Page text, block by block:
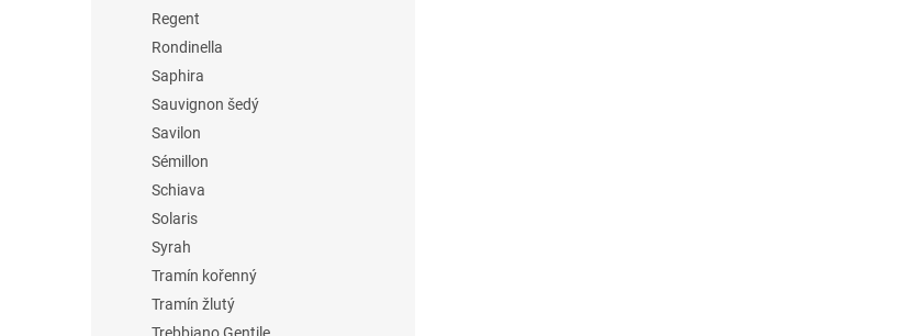
Regent
Rondinella
Saphira
Sauvignon šedý
Savilon
Sémillon
Schiava
Solaris
Syrah
Tramín kořenný
Tramín žlutý